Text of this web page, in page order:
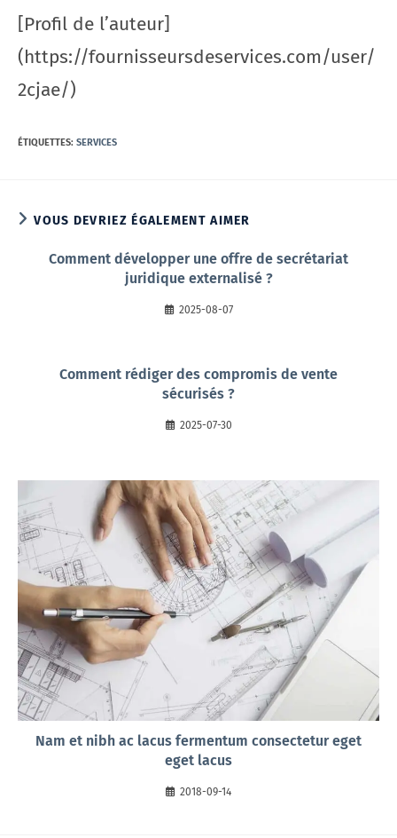
[Profil de l’auteur]
(https://fournisseursdeservices.com/user/
2cjae/)
ÉTIQUETTES: SERVICES
VOUS DEVRIEZ ÉGALEMENT AIMER
Comment développer une offre de secrétariat
juridique externalisé ?
2025-08-07
Comment rédiger des compromis de vente
sécurisés ?
2025-07-30
Nam et nibh ac lacus fermentum consectetur eget
eget lacus
2018-09-14